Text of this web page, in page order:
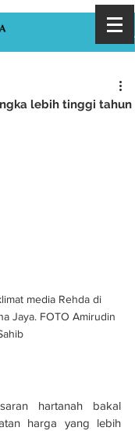
lebih tinggi tahun
media Rehda di
Jaya. FOTO Amirudin
hartanah bakal
harga yang lebih